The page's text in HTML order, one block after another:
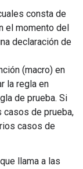
consta de
el momento del
declaración de
(macro) en
la regla en
de prueba. Si
casos de prueba,
casos de
llama a las